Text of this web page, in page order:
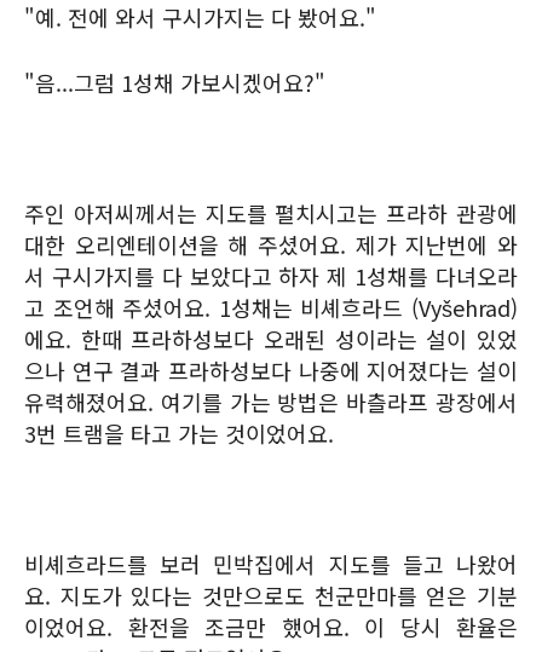
"예. 전에 와서 구시가지는 다 봤어요."
"음...그럼 1성채 가보시겠어요?"
주인 아저씨께서는 지도를 펼치시고는 프라하 관광에
대한 오리엔테이션을 해 주셨어요. 제가 지난번에 와
서 구시가지를 다 보았다고 하자 제 1성채를 다녀오라
고 조언해 주셨어요. 1성채는 비셰흐라드 (Vyšehrad)
에요. 한때 프라하성보다 오래된 성이라는 설이 있었
으나 연구 결과 프라하성보다 나중에 지어졌다는 설이
유력해졌어요. 여기를 가는 방법은 바츨라프 광장에서
3번 트램을 타고 가는 것이었어요.
비셰흐라드를 보러 민박집에서 지도를 들고 나왔어
요. 지도가 있다는 것만으로도 천군만마를 얻은 기분
이었어요. 환전을 조금만 했어요. 이 당시 환율은